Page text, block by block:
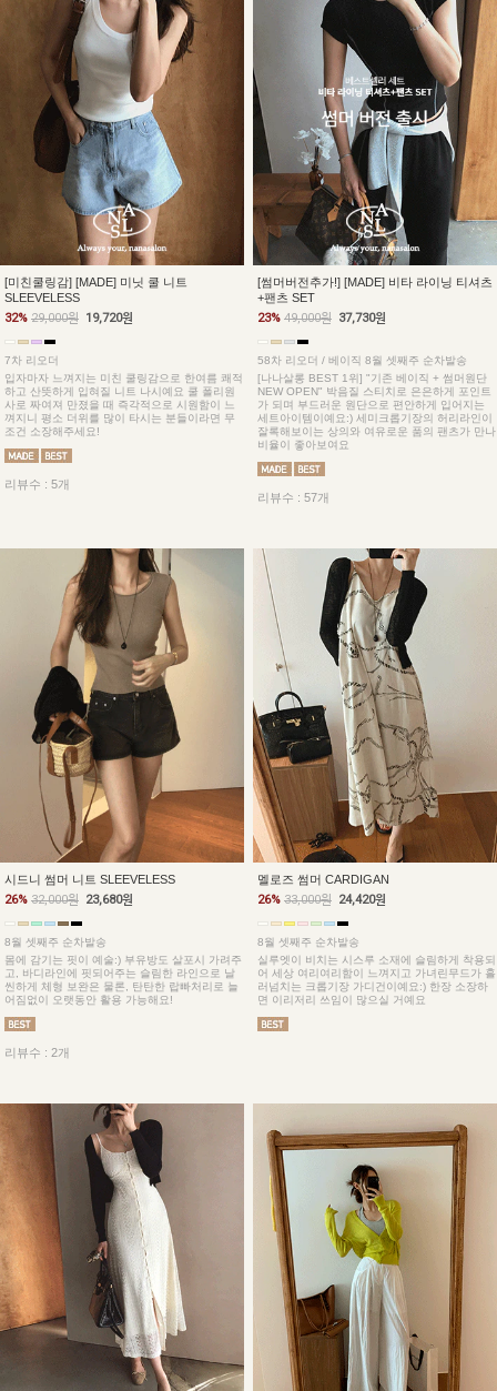
[미친쿨링감] [MADE] 미닛 쿨 니트
SLEEVELESS
32% 29,000원 19,720원
7차 리오더
입자마자 느껴지는 미친 쿨링감으로 한여름 쾌적
하고 산뜻하게 입혀질 니트 나시예요 쿨 폴리원
사로 짜여져 만졌을 때 즉각적으로 시원함이 느
껴지니 평소 더위를 많이 타시는 분들이라면 무
조건 소장해주세요!
리뷰수 : 5개
[썸머버전추가!] [MADE] 비타 라이닝 티셔츠
+팬츠 SET
23% 49,000원 37,730원
58차 리오더 / 베이직 8월 셋째주 순차발송
[나나살롱 BEST 1위] "기존 베이직 + 썸머원단
NEW OPEN" 박음질 스티치로 은은하게 포인트
가 되며 부드러운 원단으로 편안하게 입어지는
세트아이템이예요:) 세미크롭기장의 허리라인이
잘록해보이는 상의와 여유로운 품의 팬츠가 만나
비율이 좋아보여요
리뷰수 : 57개
시드니 썸머 니트 SLEEVELESS
26% 32,000원 23,680원
8월 셋째주 순차발송
몸에 감기는 핏이 예술:) 부유방도 살포시 가려주
고, 바디라인에 핏되어주는 슬림한 라인으로 날
씬하게 체형 보완은 물론, 탄탄한 랍빠처리로 늘
어짐없이 오랫동안 활용 가능해요!
리뷰수 : 2개
멜로즈 썸머 CARDIGAN
26% 33,000원 24,420원
8월 셋째주 순차발송
실루엣이 비치는 시스루 소재에 슬림하게 착용되
어 세상 여리여리함이 느껴지고 가녀린무드가 흘
러넘치는 크롭기장 가디건이예요:) 한장 소장하
면 이리저리 쓰임이 많으실 거예요